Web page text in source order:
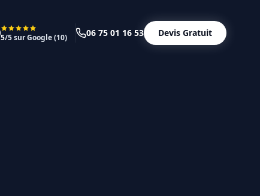
5/5 sur Google (10) 06 75 01 16 53 Devis Gratuit